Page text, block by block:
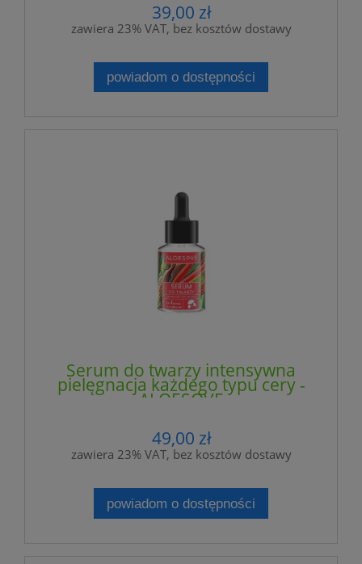
39,00 zł
zawiera 23% VAT, bez kosztów dostawy
powiadom o dostępności
Serum do twarzy intensywna
pielęgnacja każdego typu cery -
ALOESOVE
49,00 zł
zawiera 23% VAT, bez kosztów dostawy
powiadom o dostępności